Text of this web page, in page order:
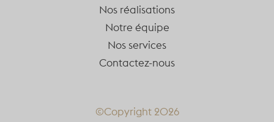
Nos réalisations
Notre équipe
Nos services
Contactez-nous
©Copyright 2026